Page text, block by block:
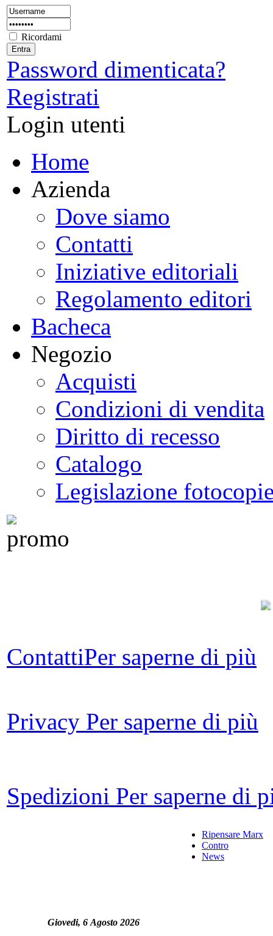
Ricordami
Password dimenticata?
Registrati
Login utenti
Home
Azienda
Dove siamo
Contatti
Iniziative editoriali
Regolamento editori
Bacheca
Negozio
Acquisti
Condizioni di vendita
Diritto di recesso
Catalogo
Legislazione
ContattiPer saperne di più
Privacy Per saperne di più
Spedizioni Per saperne di
Giovedi, 6 Agosto 2026
Ripensare Marx
Contro
News